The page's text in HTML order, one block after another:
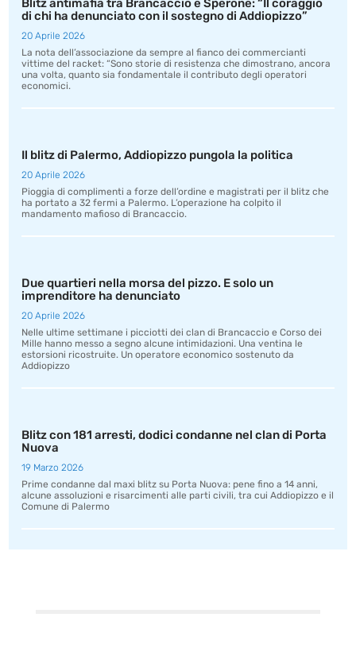
Blitz antimafia tra Brancaccio e Sperone: “Il coraggio
di chi ha denunciato con il sostegno di Addiopizzo”
20 Aprile 2026
La nota dell’associazione da sempre al fianco dei commercianti
vittime del racket: “Sono storie di resistenza che dimostrano, ancora
una volta, quanto sia fondamentale il contributo degli operatori
economici.
Il blitz di Palermo, Addiopizzo pungola la politica
20 Aprile 2026
Pioggia di complimenti a forze dell’ordine e magistrati per il blitz che
ha portato a 32 fermi a Palermo. L’operazione ha colpito il
mandamento mafioso di Brancaccio.
Due quartieri nella morsa del pizzo. E solo un
imprenditore ha denunciato
20 Aprile 2026
Nelle ultime settimane i picciotti dei clan di Brancaccio e Corso dei
Mille hanno messo a segno alcune intimidazioni. Una ventina le
estorsioni ricostruite. Un operatore economico sostenuto da
Addiopizzo
Blitz con 181 arresti, dodici condanne nel clan di Porta
Nuova
19 Marzo 2026
Prime condanne dal maxi blitz su Porta Nuova: pene fino a 14 anni,
alcune assoluzioni e risarcimenti alle parti civili, tra cui Addiopizzo e il
Comune di Palermo